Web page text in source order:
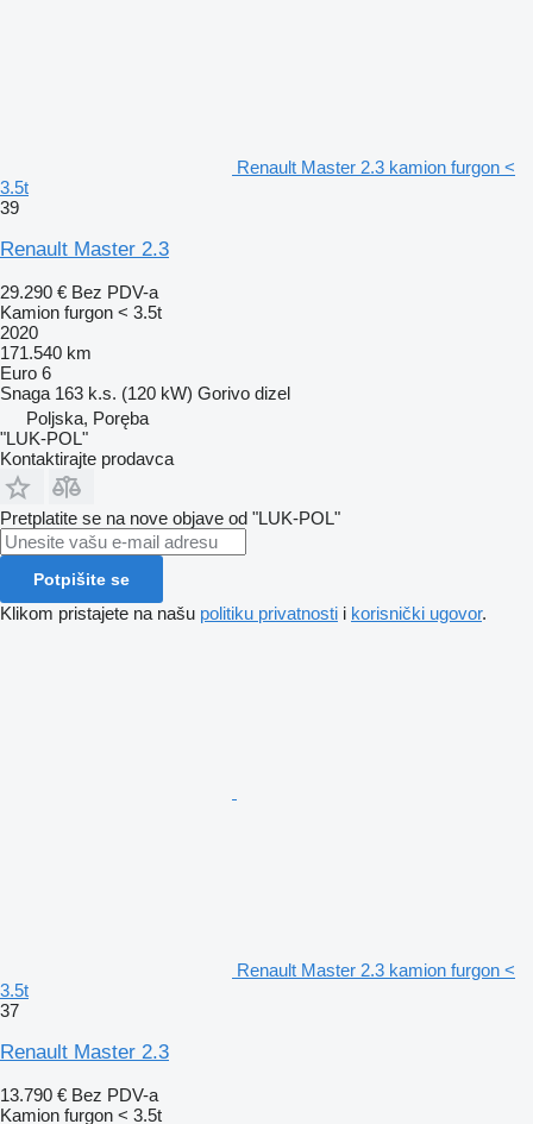
Renault Master 2.3 kamion furgon <
3.5t
39
Renault Master 2.3
29.290 € Bez PDV-a
Kamion furgon < 3.5t
2020
171.540 km
Euro 6
Snaga 163 k.s. (120 kW) Gorivo dizel
Poljska, Poręba
"LUK-POL"
Kontaktirajte prodavca
Pretplatite se na nove objave od "LUK-POL"
Potpišite se
Klikom pristajete na našu politiku privatnosti i korisnički ugovor.
Renault Master 2.3 kamion furgon <
3.5t
37
Renault Master 2.3
13.790 € Bez PDV-a
Kamion furgon < 3.5t